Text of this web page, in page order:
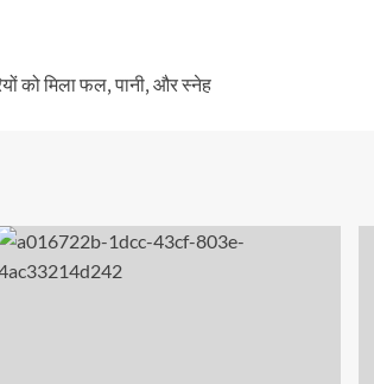
को मिला फल, पानी, और स्नेह